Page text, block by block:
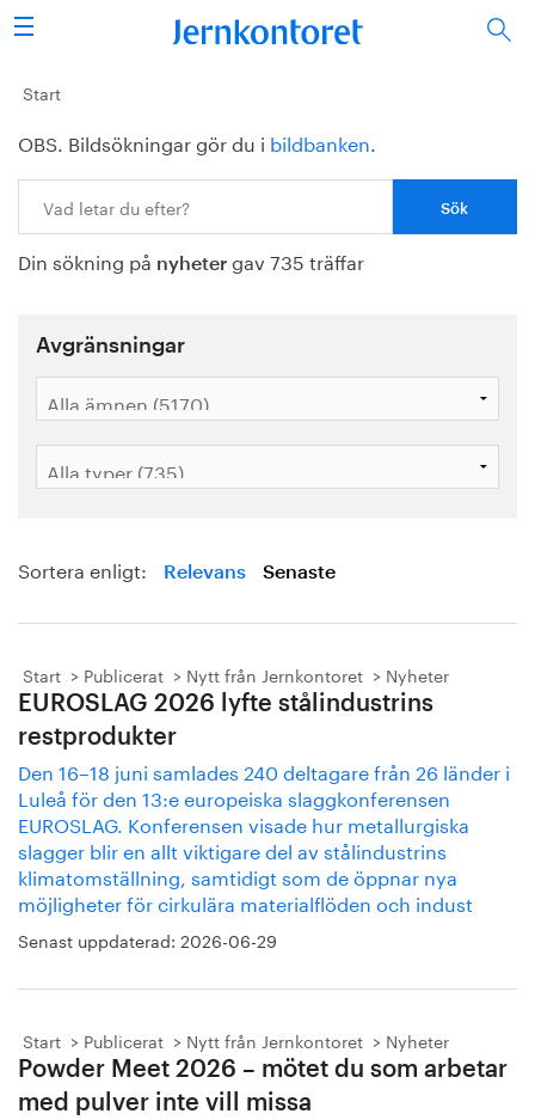
Sök
Stålindustrin
Vision 2050
Forskning/utbildning
Energi/miljö
Vi tycker
Bildbank
Start
OBS. Bildsökningar gör du i bildbanken.
Din sökning på nyheter gav 735 träffar
Avgränsningar
Sortera enligt: Relevans Senaste
Start Publicerat Nytt från Jernkontoret Nyheter
EUROSLAG 2026 lyfte stålindustrins
restprodukter
Den 16–18 juni samlades 240 deltagare från 26 länder i
Luleå för den 13:e europeiska slaggkonferensen
EUROSLAG. Konferensen visade hur metallurgiska
slagger blir en allt viktigare del av stålindustrins
klimatomställning, samtidigt som de öppnar nya
möjligheter för cirkulära materialflöden och indust
Senast uppdaterad: 2026-06-29
Start Publicerat Nytt från Jernkontoret Nyheter
Powder Meet 2026 – mötet du som arbetar
med pulver inte vill missa